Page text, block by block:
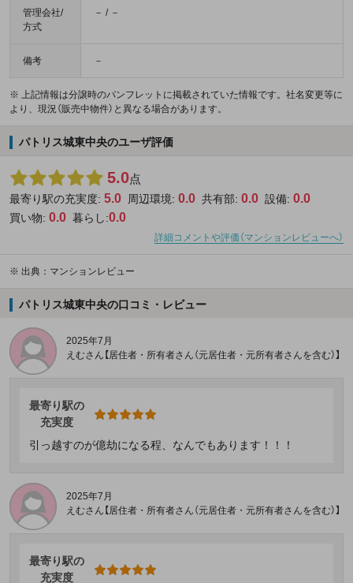
管理会社/
方式
－ / －
備考 －
※ 上記情報は分譲時のパンフレットに掲載されていた情報です。社名変更等に
より、現況（販売中物件）と異なる場合があります。
パトリス城東中央のユーザ評価
5.0点
最寄り駅の充実度: 5.0 周辺環境: 0.0 共有部: 0.0 設備: 0.0
買い物: 0.0 暮らし:0.0
詳細コメントや評価（マンションレビューへ）
※ 出典：マンションレビュー
パトリス城東中央の口コミ・レビュー
2025年7月
えむさん【居住者・所有者さん（元居住者・元所有者さんを含む）】
最寄り駅の
充実度
引っ越すのが億劫になる程、なんでもあります！！！
2025年7月
えむさん【居住者・所有者さん（元居住者・元所有者さんを含む）】
最寄り駅の
充実度